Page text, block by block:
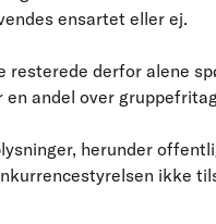
ensartet eller ej.
resterede derfor alene
en andel over
herunder
ikke